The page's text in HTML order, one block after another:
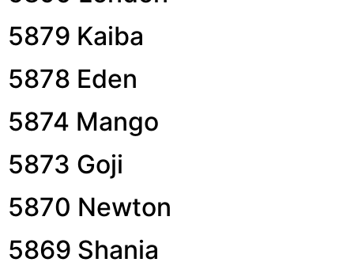
5879 Kaiba
5878 Eden
5874 Mango
5873 Goji
5870 Newton
5869 Shania